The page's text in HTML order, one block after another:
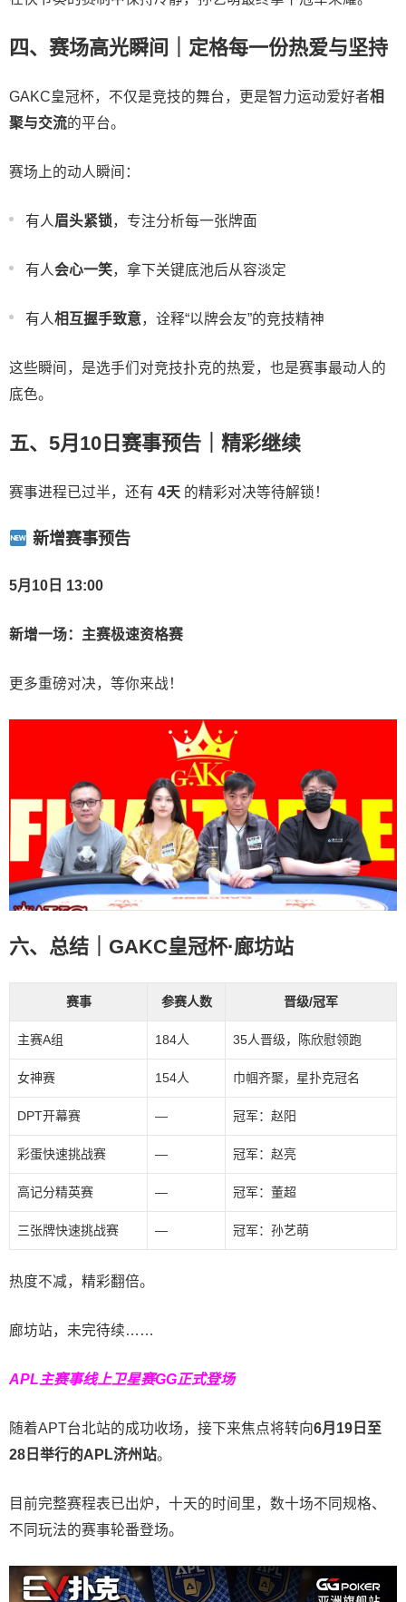
四、赛场高光瞬间｜定格每一份热爱与坚持
GAKC皇冠杯，不仅是竞技的舞台，更是智力运动爱好者相
聚与交流的平台。
赛场上的动人瞬间：
有人 眉头紧锁，专注分析每一张牌面
有人会心一笑，拿下关键底池后从容淡定
有人相互握手致意，诠释“以牌会友”的竞技精神
这些瞬间，是选手们对竞技扑克的热爱，也是赛事最动人的
底色。
五、5月10日赛事预告｜精彩继续
赛事进程已过半，还有 4天 的精彩对决等待解锁！
新增赛事预告
5月10日 13:00
新增一场：主赛极速资格赛
更多重磅对决，等你来战！
六、总结｜GAKC皇冠杯·廊坊站
赛事 参赛人数 晋级/冠军
主赛A组 184人 35人晋级，陈欣慰领跑
女神赛 154人 巾帼齐聚，星扑克冠名
DPT开幕赛 — 冠军：赵阳
彩蛋快速挑战赛 — 冠军：赵亮
高记分精英赛 — 冠军：董超
三张牌快速挑战赛 — 冠军：孙艺萌
热度不减，精彩翻倍。
廊坊站，未完待续……
APL主赛事线上卫星赛GG正式登场
随着APT台北站的成功收场，接下来焦点将转向6月 19 日至
28 日举行的APL济州站。
目前完整赛程表已出炉，十天的时间里，数十场不同规格、
不同玩法的赛事轮番登场。